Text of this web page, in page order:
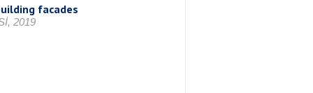
facades
2019